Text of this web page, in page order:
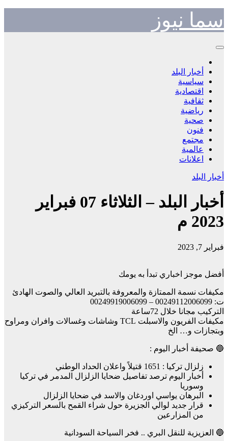
to
content
سما نيوز
أخبار البلد
سياسية
اقتصادية
ثقافية
رياضية
صحية
فنون
مجتمع
عالمية
اعلانات
أخبار البلد
أخبار البلد – الثلاثاء 07 فبراير
2023 م
فبراير 7, 2023
أفضل موجز اخباري تبدأ به يومك
مكيفات نسمة الممتازة والمعروفة بالتبريد العالي والصوت الهادئ
ت: 00249112006099 – 00249919006099
التركيب مجانا خلال 72ساعة
مكيفات الفريون والاسبلت TCL وشاشات وغسالات وافران ومراوح
وبتجازات و… الخ
🔵 صحيفة أخبار اليوم :
زلزال تركيا : 1651 قتيلاً واعلان الحداد الوطني
أخبار اليوم ترصد تفاصيل ضحايا الزلزال المدمر في تركيا
وسوريا
البرهان يواسي اوردغان والاسد في ضحايا الزلزال
قرار جديد لوالي الجزيرة حول شراء القمح بالسعر التركيزي
من المزارعين
🔵 العزيزية للنقل البري .. فخر السياحة السودانية